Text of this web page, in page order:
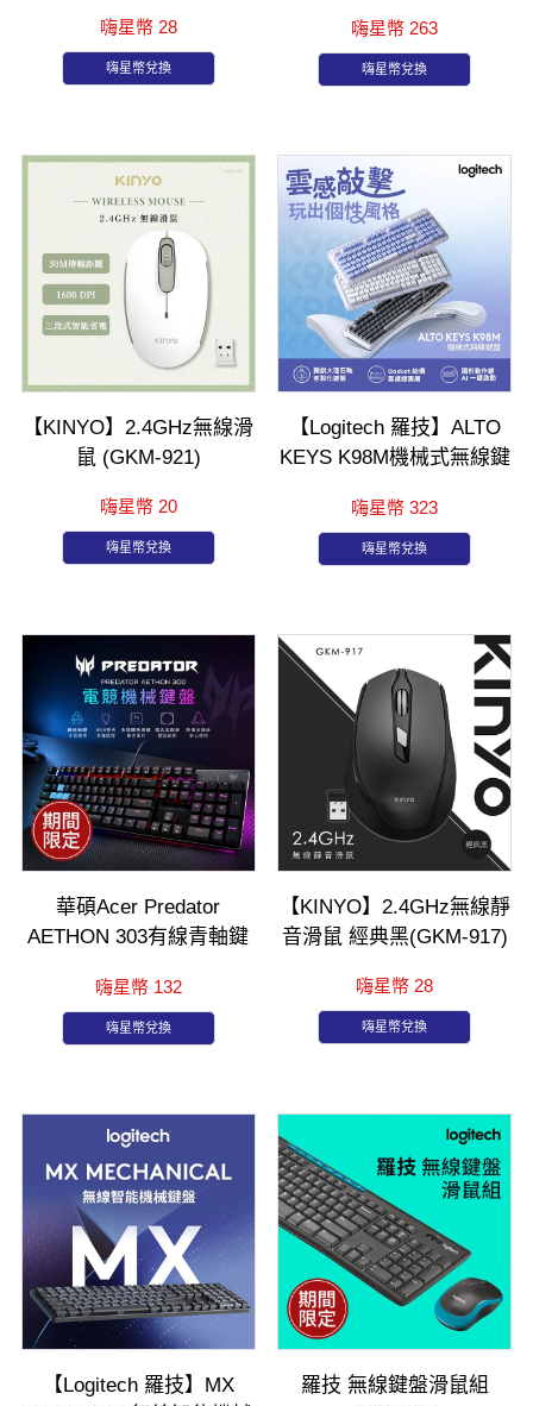
嗨星幣 28
嗨星幣兌換
嗨星幣 263
嗨星幣兌換
【KINYO】2.4GHz無線滑
鼠 (GKM-921)
嗨星幣 20
嗨星幣兌換
【Logitech 羅技】ALTO
KEYS K98M機械式無線鍵
嗨星幣 323
嗨星幣兌換
華碩Acer Predator
AETHON 303有線青軸鍵
嗨星幣 132
嗨星幣兌換
【KINYO】2.4GHz無線靜
音滑鼠 經典黑(GKM-917)
嗨星幣 28
嗨星幣兌換
【Logitech 羅技】MX
羅技 無線鍵盤滑鼠組